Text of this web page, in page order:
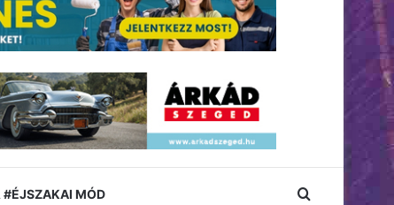
#ÉJSZAKAI MÓD Keresés: